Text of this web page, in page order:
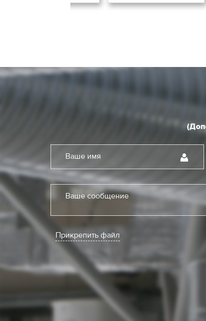
Ваше имя
Ваше сообщение
Прикрепить файл